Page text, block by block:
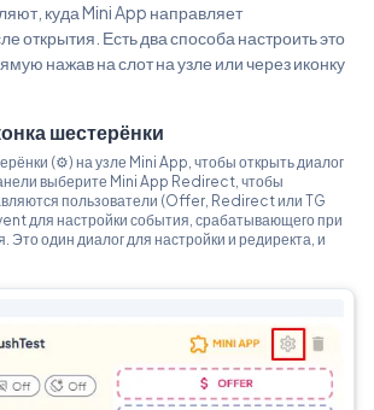
куда Mini App направляет
открытия. Есть два способа настроить это
нажав на слот на узле или через иконку
шестерёнки
(⚙) на узле Mini App, чтобы открыть диалог
выберите Mini App Redirect, чтобы
пользователи (Offer, Redirect или TG
для настройки события, срабатывающего при
Это один диалог для настройки и редиректа, и